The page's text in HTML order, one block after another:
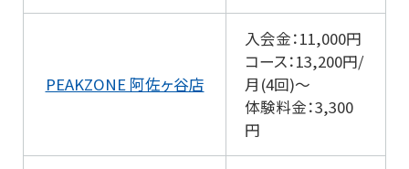
PEAKZONE 阿佐ヶ谷店
入会金：11,000円
コース：13,200円/
月(4回)～
体験料金：3,300
円